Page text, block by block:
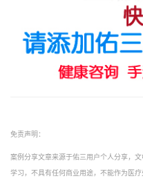
免责声明：
案例分享文章来源于佑三用户个人分享，
学习，不具有任何商业用途，不能作为医